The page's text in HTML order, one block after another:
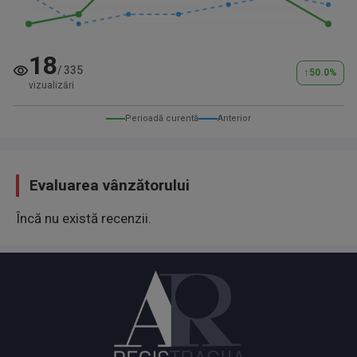
svoju cenu...
Cena mog vozila u zameni je 2.300e...
18/335
vizualizări
↑ 50.0%
Perioadă curentă Anterior
Evaluarea vânzătorului
Încă nu există recenzii.